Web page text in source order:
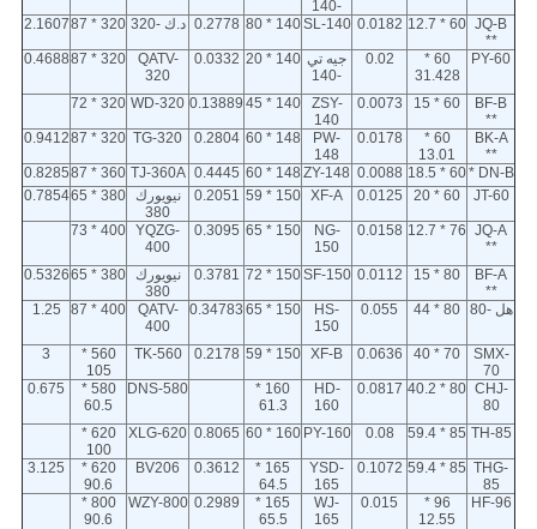
-140
JQ-B
**
60 * 12.7
0.0182
SL-140
140 * 80
0.2778 د.ك -320 320 * 87
2.1607
PY-60
60 *
31.428
0.02
جيه تي
-140
140 * 20
0.0332
QATV-
320
320 * 87
0.4688
BF-B
**
60 * 15
0.0073
ZSY-
140
140 * 45
0.13889
WD-320
320 * 72
BK-A
**
60 *
13.01
0.0178
PW-
148
148 * 60
0.2804
TG-320
320 * 87
0.9412
DN-B *
60 * 18.5
0.0088
ZY-148
148 * 60
0.4445
TJ-360A
360 * 87
0.8285
JT-60
60 * 20
0.0125
XF-A
150 * 59
0.2051
نيويورك
380
380 * 65
0.7854
JQ-A
**
76 * 12.7
0.0158
NG-
150
150 * 65
0.3095
YQZG-
400
400 * 73
BF-A
**
80 * 15
0.0112
SF-150
150 * 72
0.3781
نيويورك
380
380 * 65
0.5326
هل -80 80 * 44
0.055
HS-
150
150 * 65
0.34783
QATV-
400
400 * 87
1.25
SMX-
70
70 * 40
0.0636
XF-B
150 * 59
0.2178
TK-560
560 *
105
3
CHJ-
80
80 * 40.2
0.0817
HD-
160
160 *
61.3
DNS-580
580 *
60.5
0.675
TH-85
85 * 59.4
0.08
PY-160
160 * 60
0.8065
XLG-620
620 *
100
THG-
85
85 * 59.4
0.1072
YSD-
165
165 *
64.5
0.3612
BV206
620 *
90.6
3.125
HF-96
96 *
12.55
0.015
WJ-
165
165 *
65.5
0.2989
WZY-800
800 *
90.6